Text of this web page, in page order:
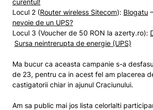
curentul!
Locul 2 (Router wireless Sitecom): Blogatu –
nevoie de un UPS?
Locul 3 (Voucher de 50 RON la azerty.ro):
Sursa neintrerupta de energie (UPS)
Ma bucur ca aceasta campanie s-a
de 23, pentru ca in acest fel am placerea
castigatorii chiar in ajunul Craciunului.
Am sa public mai jos lista celorlalti